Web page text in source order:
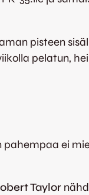
pisteen
pelatun,
pahempaa ei
Taylor